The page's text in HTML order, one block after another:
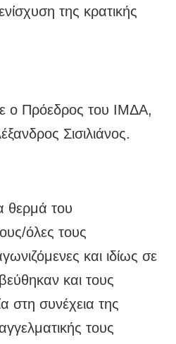
της κρατικής
ο Πρόεδρος του ΙΜΔΑ,
Σισιλιάνος.
θερμά του
όλες τους
και ιδίως σε
και τους
στη συνέχεια της
τους